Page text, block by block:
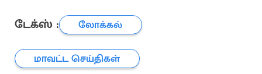
டேக்ஸ் :
லோக்கல்
மாவட்ட செய்திகள்